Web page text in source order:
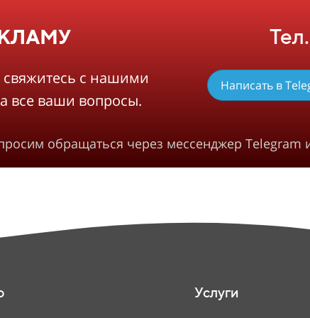
с нашими
все ваши вопросы.
Написать в
обращаться через мессенджер Telegram
Услуги